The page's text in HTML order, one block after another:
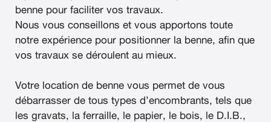
benne pour faciliter vos travaux.
Nous vous conseillons et vous apportons toute
notre expérience pour positionner la benne, afin que
vos travaux se déroulent au mieux.
Votre location de benne vous permet de vous
débarrasser de tous types d’encombrants, tels que
les gravats, la ferraille, le papier, le bois, le D.I.B.,